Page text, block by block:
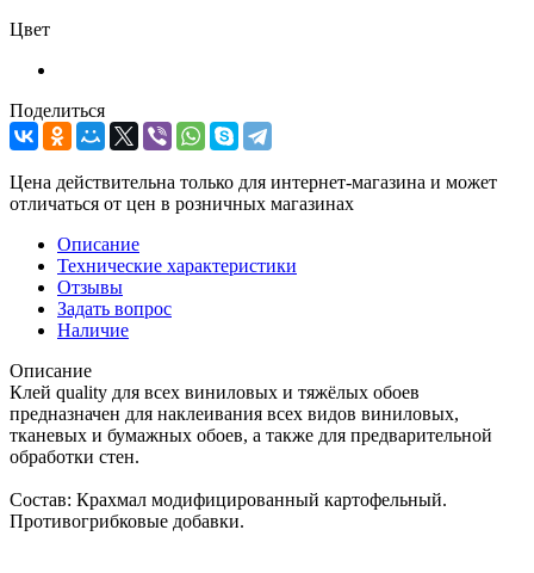
Цвет
Поделиться
Цена действительна только для интернет-магазина и может
отличаться от цен в розничных магазинах
Описание
Технические характеристики
Отзывы
Задать вопрос
Наличие
Описание
Клей quality для всех виниловых и тяжёлых обоев
предназначен для наклеивания всех видов виниловых,
тканевых и бумажных обоев, а также для предварительной
обработки стен.
Состав: Крахмал модифицированный картофельный.
Противогрибковые добавки.